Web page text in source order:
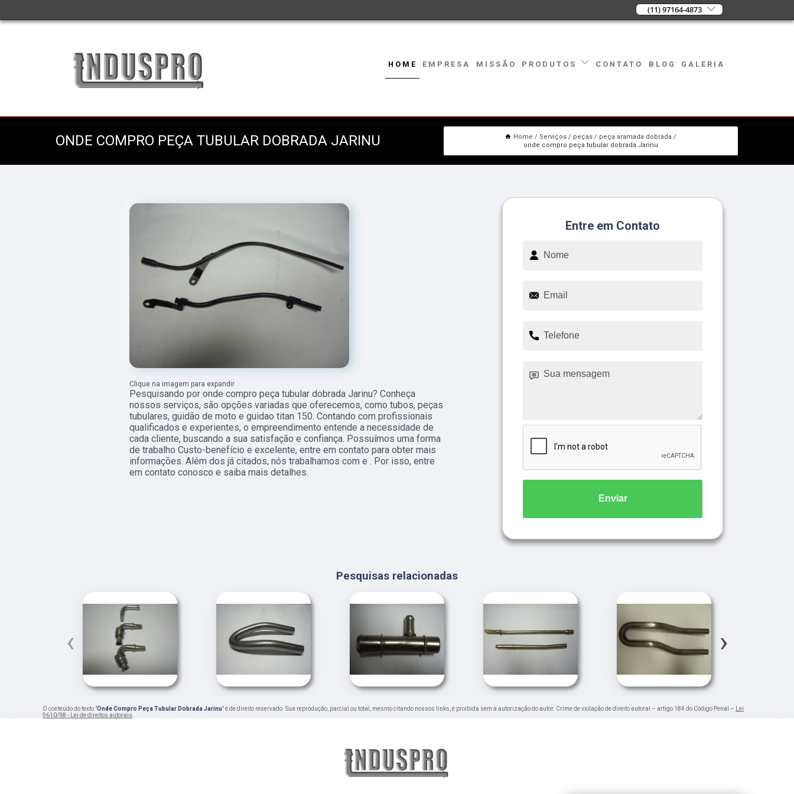
(11) 97164-4873
HOME EMPRESA MISSÃO PRODUTOS CONTATO BLOG GALERIA
ONDE COMPRO PEÇA TUBULAR DOBRADA JARINU Home Serviços peças
peça aramada dobrada
onde compro peça tubular dobrada Jarinu
Clique na imagem para expandir
Pesquisando por onde compro peça tubular dobrada Jarinu? Conheça
nossos serviços, são opções variadas que oferecemos, como tubos, peças
tubulares, guidão de moto e guidao titan 150. Contando com profissionais
qualificados e experientes, o empreendimento entende a necessidade de
cada cliente, buscando a sua satisfação e confiança. Possuímos uma forma
de trabalho Custo-benefício e excelente, entre em contato para obter mais
informações. Além dos já citados, nós trabalhamos com e . Por isso, entre
em contato conosco e saiba mais detalhes.
Entre em Contato
Enviar
Pesquisas relacionadas
‹ ›
O conteúdo do texto "Onde Compro Peça Tubular Dobrada Jarinu" é de direito reservado. Sua reprodução, parcial ou total, mesmo citando nossos links, é proibida sem a autorização do autor. Crime de violação de direito autoral – artigo 184 do Código Penal –
Lei
9610/98 - Lei de direitos autorais